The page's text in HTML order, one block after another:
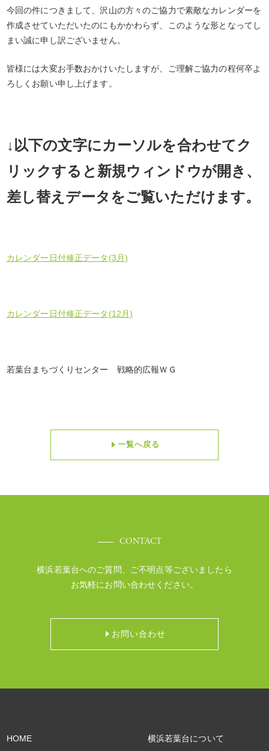
今回の件につきまして、沢山の方々のご協力で素敵なカレンダーを
作成させていただいたのにもかかわらず、このような形となってし
まい誠に申し訳ございません。
皆様には大変お手数おかけいたしますが、ご理解ご協力の程何卒よ
ろしくお願い申し上げます。
↓以下の文字にカーソルを合わせてク
リックすると新規ウィンドウが開き、
差し替えデータをご覧いただけます。
カレンダー日付修正データ(3月)
カレンダー日付修正データ(12月)
若葉台まちづくりセンター 戦略的広報ＷＧ
一覧へ戻る
CONTACT
横浜若葉台へのご質問、ご不明点等ございましたら
お気軽にお問い合わせください。
お問い合わせ
HOME 横浜若葉台について